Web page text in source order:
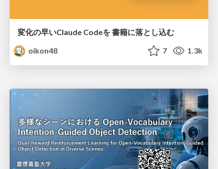
変化の早いClaude Codeを 書籍に落とし込む
oikon48
7 1.3k